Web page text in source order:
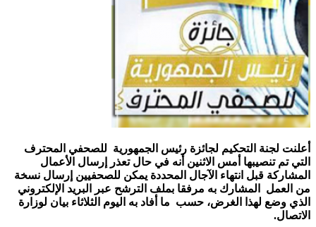
أعلنت لجنة التحكيم لجائزة رئيس الجمهورية للصحفي المحترف
التي تم تنصيبها أمس الاثنين أنه في حال تعذر إرسال الأعمال
المشاركة قبل انتهاء الآجال المحددة يمكن للصحفيين إرسال نسخة
من العمل المشارك به مرفقا بملف الترشح عبر البريد الإلكتروني
الذي وضع لهذا الغرض، حسب ما أفاد به اليوم الثلاثاء بيان لوزارة
الاتصال.